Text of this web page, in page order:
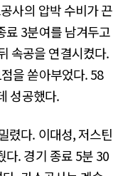
사의 압박 수비가 끈
료 3분여를 남겨두고
속공을 연결시켰다.
을 쏟아부었다. 58
성공했다.
렸다. 이대성, 저스틴
다. 경기 종료 5분 30